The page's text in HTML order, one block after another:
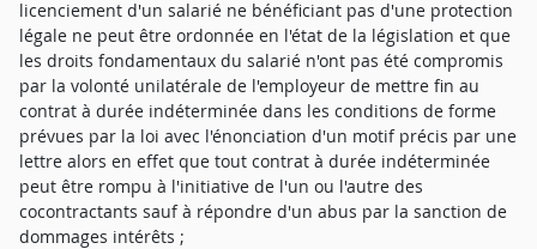
licenciement d'un salarié ne bénéficiant pas d'une protection
légale ne peut être ordonnée en l'état de la législation et que
les droits fondamentaux du salarié n'ont pas été compromis
par la volonté unilatérale de l'employeur de mettre fin au
contrat à durée indéterminée dans les conditions de forme
prévues par la loi avec l'énonciation d'un motif précis par une
lettre alors en effet que tout contrat à durée indéterminée
peut être rompu à l'initiative de l'un ou l'autre des
cocontractants sauf à répondre d'un abus par la sanction de
dommages intérêts ;